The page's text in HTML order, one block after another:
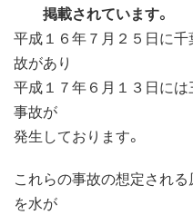
掲載されています。
平成１６年７月２５日に
故があり
平成１７年６月１３日に
事故が
発生しております。
これらの事故の想定され
を水が